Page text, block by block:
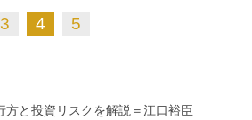
3 4 5
と投資リスクを解説＝江口裕臣